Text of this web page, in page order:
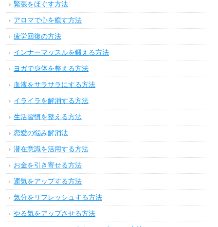
緊張をほぐす方法
アロマで心を癒す方法
疲労回復の方法
インナーマッスルを鍛える方法
ヨガで身体を整える方法
血液をサラサラにする方法
イライラを解消する方法
生活習慣を整える方法
恋愛の悩み解消法
潜在意識を活用する方法
お金を引き寄せる方法
運気をアップする方法
気分をリフレッシュする方法
やる気をアップさせる方法